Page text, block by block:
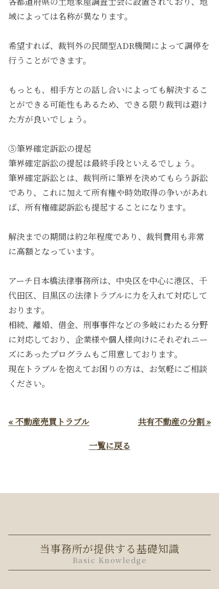
域によっては名称が異なります。
希望すれば、裁判外の民間型ADR機関によって調停を
行うことができます。
もっとも、相手方との話し合いによっても解決するこ
とができる可能性もあるため、できる限り裁判は避け
た方が良いでしょう。
⑤筆界確定訴訟の提起
筆界確定訴訟の提起は最終手段といえるでしょう。
筆界確定訴訟とは、裁判所に筆界を決めてもらう訴訟
であり、これに加えて所有権や時効取得の争いがあれ
ば、所有権確認訴訟も提起することになります。
解決までの期間は約2年程度であり、裁判費用も非常
に高額となっています。
アーチ日本橋法律事務所は、中央区を中心に港区、千
代田区、目黒区の法律トラブルに力を入れて対応して
おります。
相続、離婚、借金、刑事事件などの多岐にわたる分野
に対応しており、企業様や個人様向けにそれぞれニー
ズにあったプログラムもご用意しております。
現在トラブルを抱えてお困りの方は、お気軽にご相談
ください。
« 不動産売買トラブル
共有不動産の分割 »
一覧に戻る
当事務所が提供する基礎知識
Basic Knowledge